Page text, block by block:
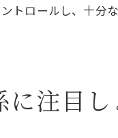
トロールし、十
注目し